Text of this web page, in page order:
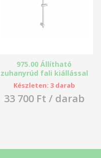
975.00 Állítható
zuhanyrúd fali kiállással
60cm - Ravak
Készleten: 3 darab
33 700 Ft / darab